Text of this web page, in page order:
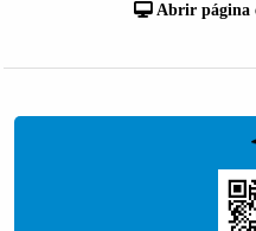
Abrir página